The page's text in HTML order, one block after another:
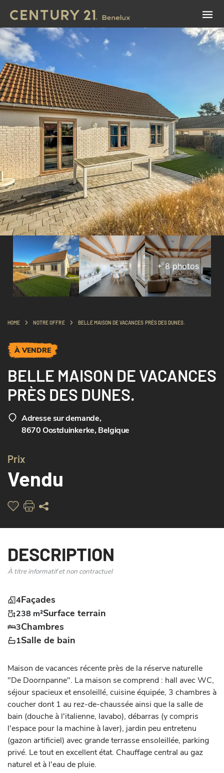
+8photos
HOME NOTRE OFFRE BELLE MAISON DE VACANCES PRÈS DES DUNES.
À VENDRE
BELLE MAISON DE VACANCES
PRÈS DES DUNES.
Adresse sur demande,
8670 Oostduinkerke, Belgique
Prix
Vendu
DESCRIPTION
À titre informatif et non contractuel
4Façades
238 m²Surface terrain
3Chambres
1Salle de bain
Maison de vacances récente près de la réserve naturelle
"De Doornpanne". La maison se comprend : hall avec WC,
séjour spacieux et ensoleillé, cuisine équipée, 3 chambres à
coucher dont 1 au rez-de-chaussée ainsi que la salle de
bain (douche à l'italienne, lavabo), débarras (y compris
l'espace pour la machine à laver), jardin peu entretenu
(gazon artificiel) avec grande terrasse ensoleillée, parking
privé. Le tout en excellent état. Chauffage central au gaz
naturel et à l'eau de pluie.